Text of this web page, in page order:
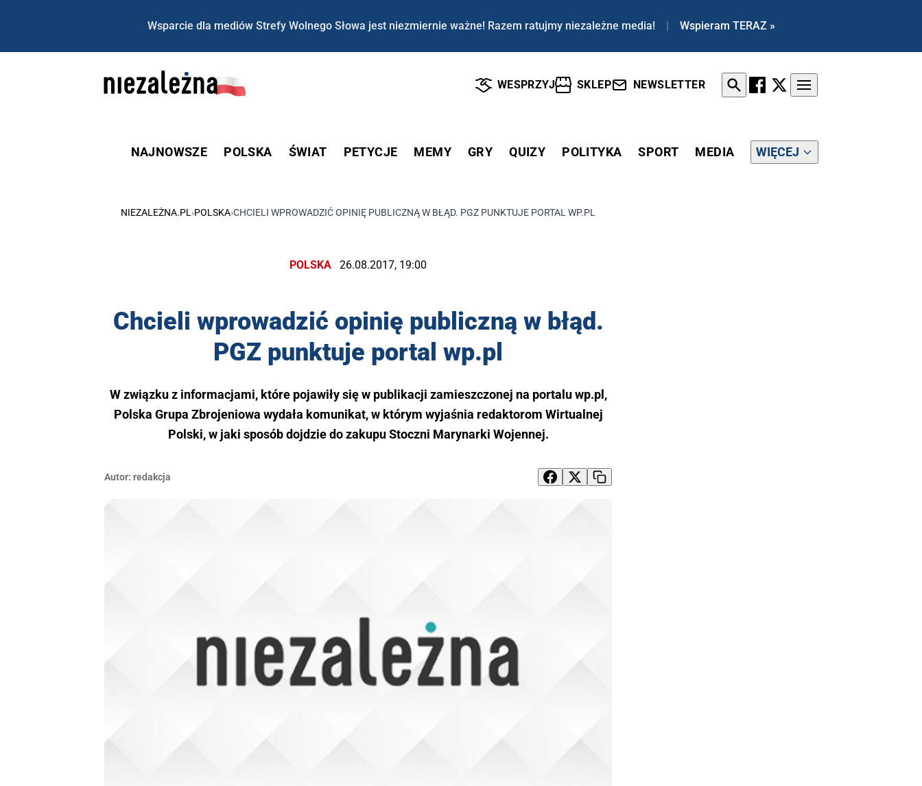
Wsparcie dla mediów Strefy Wolnego Słowa jest niezmiernie ważne! Razem ratujmy niezależne media! | Wspieram TERAZ »
WESPRZYJ SKLEP NEWSLETTER
NAJNOWSZE POLSKA ŚWIAT PETYCJE MEMY GRY QUIZY POLITYKA SPORT MEDIA WIĘCEJ
NIEZALEŻNA.PL ›POLSKA›CHCIELI WPROWADZIĆ OPINIĘ PUBLICZNĄ W BŁĄD. PGZ PUNKTUJE PORTAL WP.PL
POLSKA 26.08.2017, 19:00
Chcieli wprowadzić opinię publiczną w błąd.
PGZ punktuje portal wp.pl
W związku z informacjami, które pojawiły się w publikacji zamieszczonej na portalu wp.pl,
Polska Grupa Zbrojeniowa wydała komunikat, w którym wyjaśnia redaktorom Wirtualnej
Polski, w jaki sposób dojdzie do zakupu Stoczni Marynarki Wojennej.
Autor: redakcja